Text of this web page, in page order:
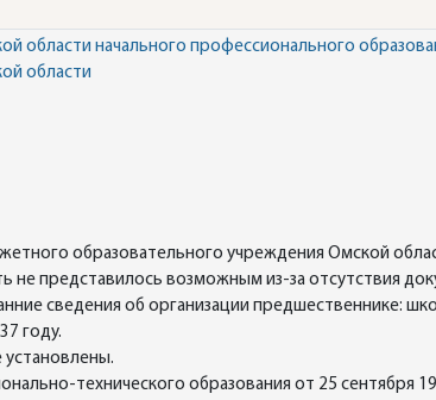
области начального профессионального
области
образовательного учреждения Омской
не представилось возможным из-за отсутствия
сведения об организации предшественнике:
году.
технического образования от 25 сентября